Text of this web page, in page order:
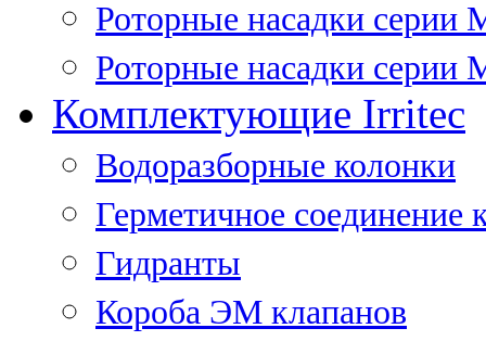
Роторные насадки серии
Роторные насадки серии
Комплектующие Irritec
Водоразборные колонки
Герметичное соединение
Гидранты
Короба ЭМ клапанов